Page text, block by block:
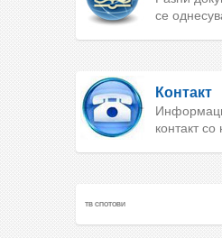
се
Контакт
контакт со
ТВ СПОТОВИ